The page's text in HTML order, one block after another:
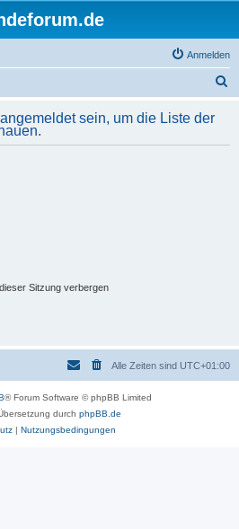
Anmelden
h
sein, um die Liste der
Sitzung verbergen
Alle Zeiten sind UTC+01:00
® Forum Software © phpBB Limited
durch phpBB.de
| Nutzungsbedingungen